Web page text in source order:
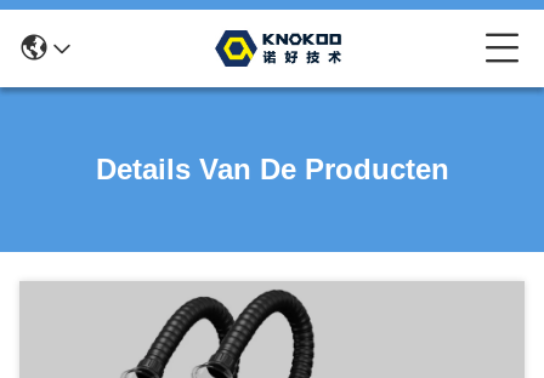
Details Van De Producten